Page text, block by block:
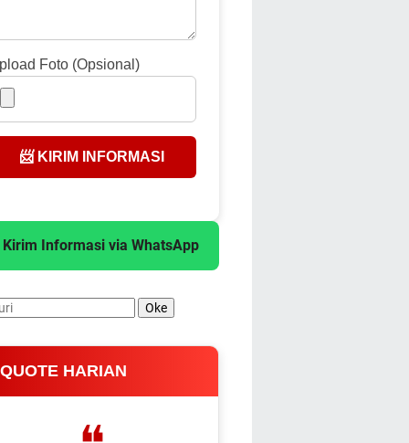
Foto (Opsional)
📨 KIRIM INFORMASI
Kirim Informasi via WhatsApp
HARIAN